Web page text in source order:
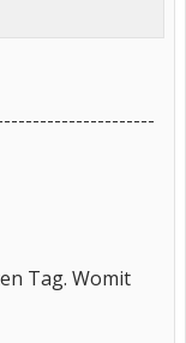
Tag. Womit